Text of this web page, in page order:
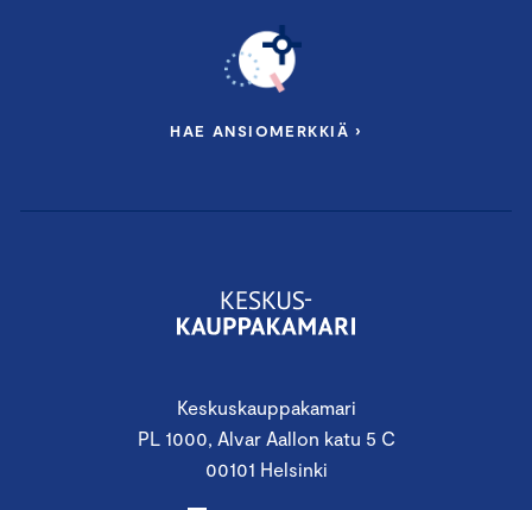
Keskuskauppakamari
PL 1000, Alvar Aallon katu 5 C
00101 Helsinki
HAE ANSIOMERKKIÄ ›